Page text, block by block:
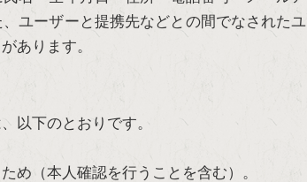
ユーザーと提携先などとの間でなされた
あります。
以下のとおりです。
め（本人確認を行うことを含む）。